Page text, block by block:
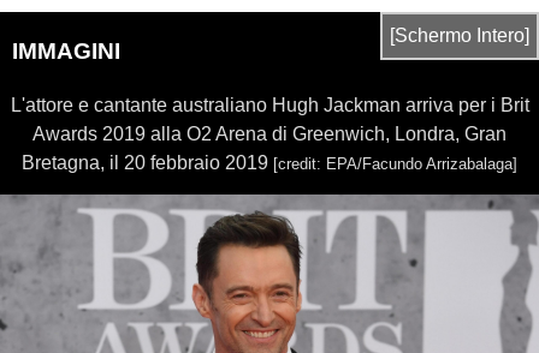
IMMAGINI
[Schermo Intero]
L'attore e cantante australiano Hugh Jackman arriva per i Brit
Awards 2019 alla O2 Arena di Greenwich, Londra, Gran
Bretagna, il 20 febbraio 2019 [credit: EPA/Facundo Arrizabalaga]